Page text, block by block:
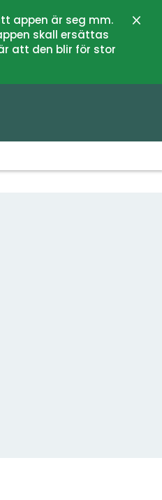
appen är seg mm.
skall ersättas
att den blir för stor